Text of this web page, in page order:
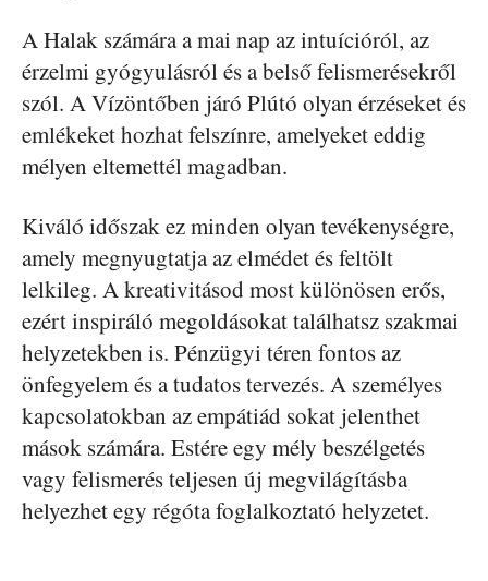
A Halak számára a mai nap az intuícióról, az
érzelmi gyógyulásról és a belső felismerésekről
szól. A Vízöntőben járó Plútó olyan érzéseket és
emlékeket hozhat felszínre, amelyeket eddig
mélyen eltemettél magadban.
Kiváló időszak ez minden olyan tevékenységre,
amely megnyugtatja az elmédet és feltölt
lelkileg. A kreativitásod most különösen erős,
ezért inspiráló megoldásokat találhatsz szakmai
helyzetekben is. Pénzügyi téren fontos az
önfegyelem és a tudatos tervezés. A személyes
kapcsolatokban az empátiád sokat jelenthet
mások számára. Estére egy mély beszélgetés
vagy felismerés teljesen új megvilágításba
helyezhet egy régóta foglalkoztató helyzetet.